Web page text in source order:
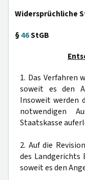
Widersprüchliche
§46StGB
1. Das Verfahren
soweit es den
Insoweit werden
notwendigen
Staatskasse
2. Auf die
des Landgerichts
soweit es den